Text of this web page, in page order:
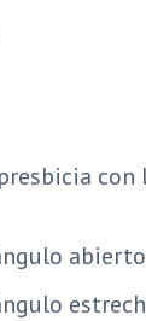
con
abierto